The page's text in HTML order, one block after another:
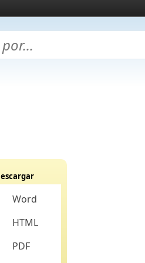
Word
HTML
PDF